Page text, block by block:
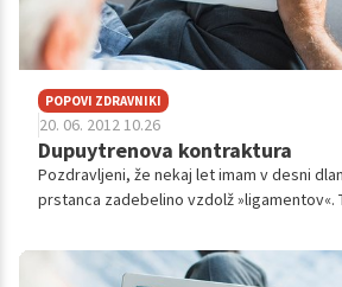
POPOVI ZDRAVNIKI
20. 06. 2012 10.26
Dupuytrenova kontraktura
Pozdravljeni, že nekaj let imam v desni
prstanca zadebelino vzdolž »ligamentov«.
spretnosti zadnjih dv...